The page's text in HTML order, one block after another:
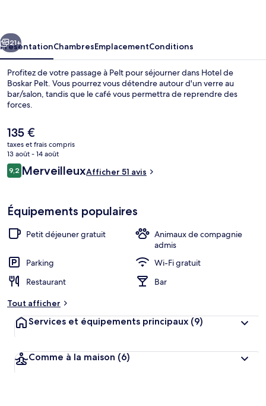
Extérieur
Suivant
21+
PrésentationChambresEmplacementConditions
Profitez de votre passage à Pelt pour séjourner dans Hotel de
Boskar Pelt. Vous pourrez vous détendre autour d'un verre au
bar/salon, tandis que le café vous permettra de reprendre des
forces.
Le
prix
actuel
est
de
135 €
taxes et frais compris
13 août - 14 août
Avis
voyageurs
9,29,2 sur 10
MerveilleuxAfficher 51 avis
Équipements populaires
Petit déjeuner gratuit
Animaux de compagnie
admis
Parking
Wi-Fi gratuit
Restaurant
Bar
Tout afficher
Services et équipements principaux (9)
Comme à la maison (6)